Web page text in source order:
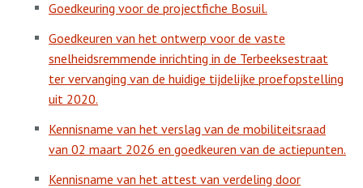
Goedkeuring voor de projectfiche Bosuil.
Goedkeuren van het ontwerp voor de vaste
snelheidsremmende inrichting in de Terbeeksestraat
ter vervanging van de huidige tijdelijke proefopstelling
uit 2020.
Kennisname van het verslag van de mobiliteitsraad
van 02 maart 2026 en goedkeuren van de actiepunten.
Kennisname van het attest van verdeling door